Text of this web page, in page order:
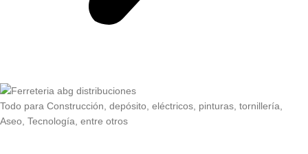
Todo para Construcción, depósito, eléctricos, pinturas, tornillería,
Aseo, Tecnología, entre otros